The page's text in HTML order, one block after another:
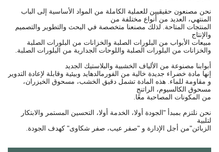
نحن مصنعون حقيقيين للعملية الكاملة من المواد الأساسية إلى الباب
المنتهي، العديد من أنواع مختلفة من
المنتجات المتاحة. لذلك مصنعنا متخصصة في البحث والتطوير والتصميم
والإنتاج
مبيعات الأبواب من البلورات الصلبة والخزانات من البلورات الصلبة
والخزانات من البلورات الصلبة واللوحات الجدارية من البلورات الصلبة.
أبوابنا مصنوعة من الألياف الخشبية والبلاستيك الجديد
إنها مادة خضراء جديدة خالية من الفورمالدهايد وبيئية وقابلة لإعادة التدوير
و مقاومة للماء. هذه المادة تشمل دقيق الخشب، مسحوق الخيزران،
مسحوق الكالسيوم، الراتنج
من المكونات المصاحبة معًا.
نحن نلتزم بمبدأ "الجودة أولا، الخدمة أولا، التحسين المستمر والابتكار
لتلبية
الزبائن"من أجل الإدارة و "صفر عيب، صفر شكاوى" كهدف الجودة.